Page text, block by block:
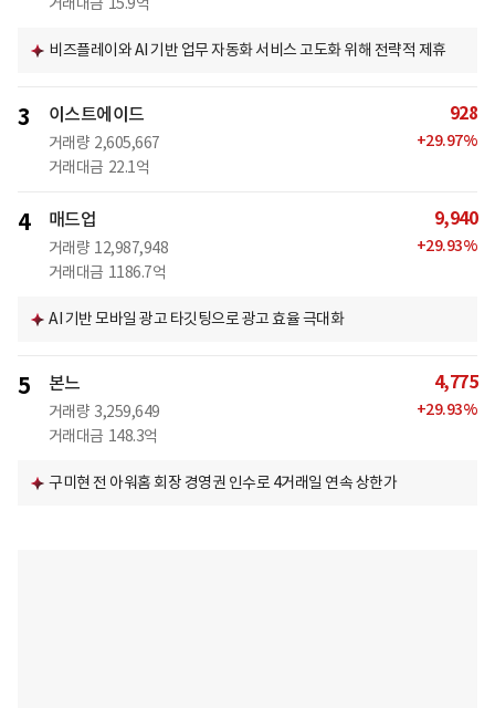
비즈플레이와 AI 기반 업무 자동화 서비스 고도화 위해 전략적 제휴
3 이스트에이드
거래량 2,605,667
거래대금 22.1억
928
+29.97%
4 매드업
거래량 12,987,948
거래대금 1186.7억
9,940
+29.93%
AI 기반 모바일 광고 타깃팅으로 광고 효율 극대화
5 본느
거래량 3,259,649
거래대금 148.3억
4,775
+29.93%
구미현 전 아워홈 회장 경영권 인수로 4거래일 연속 상한가